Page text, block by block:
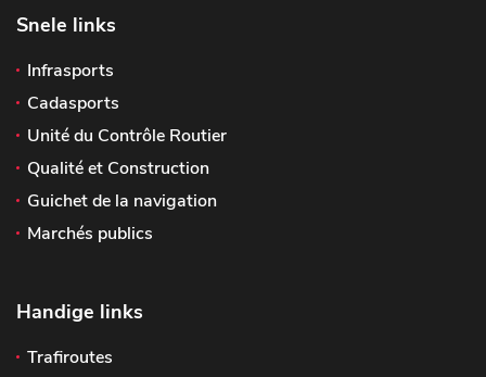
Snele links
Infrasports
Cadasports
Unité du Contrôle Routier
Qualité et Construction
Guichet de la navigation
Marchés publics
Handige links
Trafiroutes